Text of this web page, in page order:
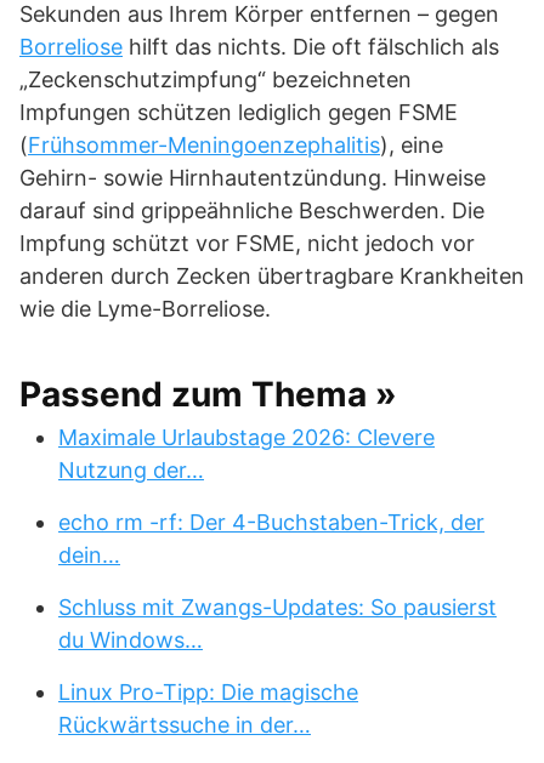
Sekunden aus Ihrem Körper entfernen – gegen
Borreliose hilft das nichts. Die oft fälschlich als
„Zeckenschutzimpfung“ bezeichneten
Impfungen schützen lediglich gegen FSME
(Frühsommer-Meningoenzephalitis), eine
Gehirn- sowie Hirnhautentzündung. Hinweise
darauf sind grippeähnliche Beschwerden. Die
Impfung schützt vor FSME, nicht jedoch vor
anderen durch Zecken übertragbare Krankheiten
wie die Lyme-Borreliose.
Passend zum Thema »
Maximale Urlaubstage 2026: Clevere
Nutzung der…
echo rm -rf: Der 4-Buchstaben-Trick, der
dein…
Schluss mit Zwangs-Updates: So pausierst
du Windows…
Linux Pro-Tipp: Die magische
Rückwärtssuche in der…